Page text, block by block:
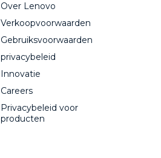
Over Lenovo
Verkoopvoorwaarden
Gebruiksvoorwaarden
privacybeleid
Innovatie
Careers
Privacybeleid voor
producten